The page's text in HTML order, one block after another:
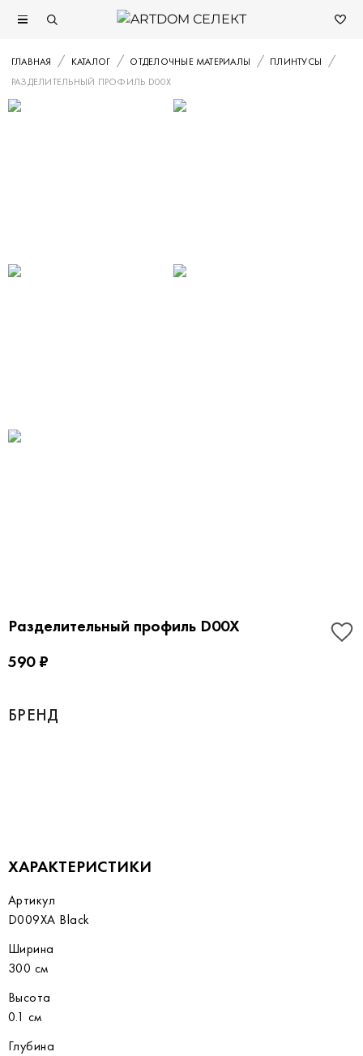
ГЛАВНАЯ КАТАЛОГ ОТДЕЛОЧНЫЕ МАТЕРИАЛЫ
ПЛИНТУСЫ
РАЗДЕЛИТЕЛЬНЫЙ ПРОФИЛЬ D00X
Разделительный профиль D00X
590 ₽
БРЕНД
ХАРАКТЕРИСТИКИ
Артикул
D009XA Black
Ширина
300 см
Высота
0.1 см
Глубина